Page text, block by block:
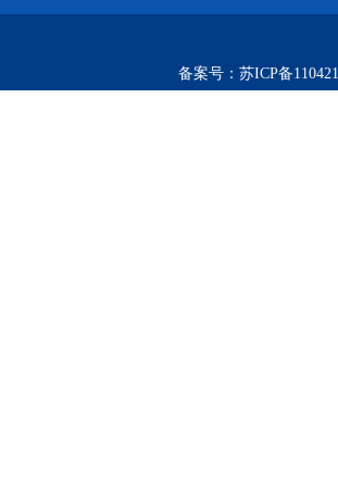
备案号： 苏ICP备